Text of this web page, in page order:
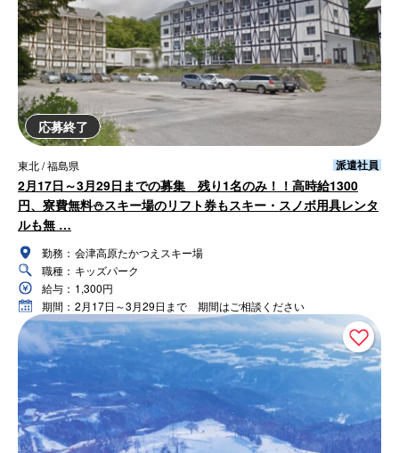
応募終了
東北 / 福島県 派遣社員
2月17日～3月29日までの募集 残り1名のみ！！高時給1300
円、寮費無料⛄スキー場のリフト券もスキー・スノボ用具レンタ
ルも無 …
勤務： 会津高原たかつえスキー場
職種： キッズパーク
給与： 1,300円
期間： 2月17日～3月29日まで 期間はご相談ください